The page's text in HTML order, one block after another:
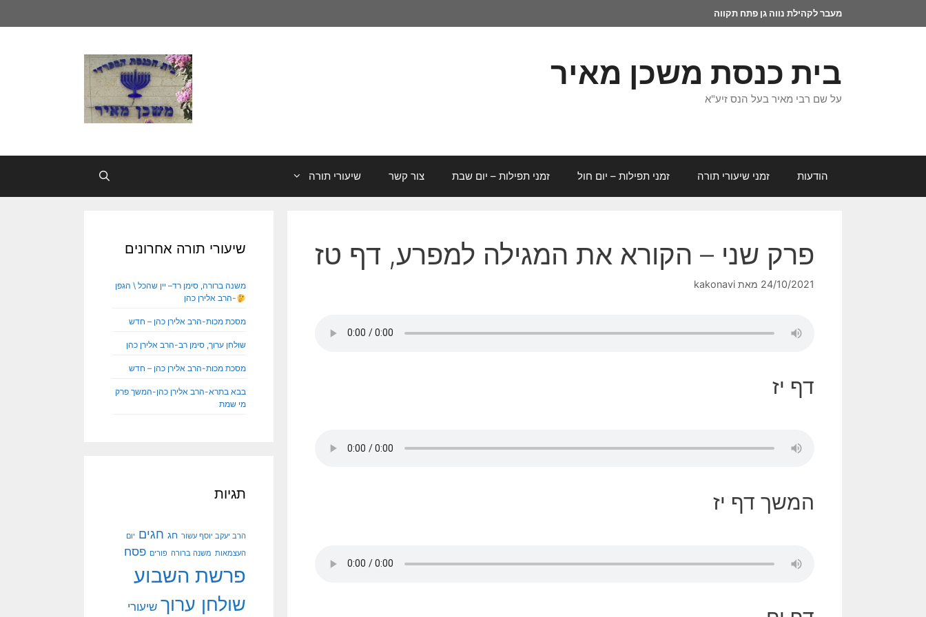
מעבר לקהילת נווה גן פתח תקווה
בית כנסת משכן מאיר
על שם רבי מאיר בעל הנס זיע"א
הודעות זמני שיעורי תורה זמני תפילות – יום חול זמני תפילות – יום שבת צור קשר שיעורי תורה
פרק שני – הקורא את המגילה למפרע, דף טז
24/10/2021 מאת kakonavi
דף יז
המשך דף יז
שיעורי תורה אחרונים
משנה ברורה, סימן רד– יין שהכל \ הגפן
-הרב אלירן כהן
מסכת מכות-הרב אלירן כהן – חדש
שולחן ערוך, סימן רב-הרב אלירן כהן
מסכת מכות-הרב אלירן כהן – חדש
בבא בתרא-הרב אלירן כהן-המשך פרק
מי שמת
תגיות
הרב יעקב יוסף עשור חג חגים יום
העצמאות משנה ברורה פורים פסח
פרשת השבוע
שולחן ערוך שיעורי